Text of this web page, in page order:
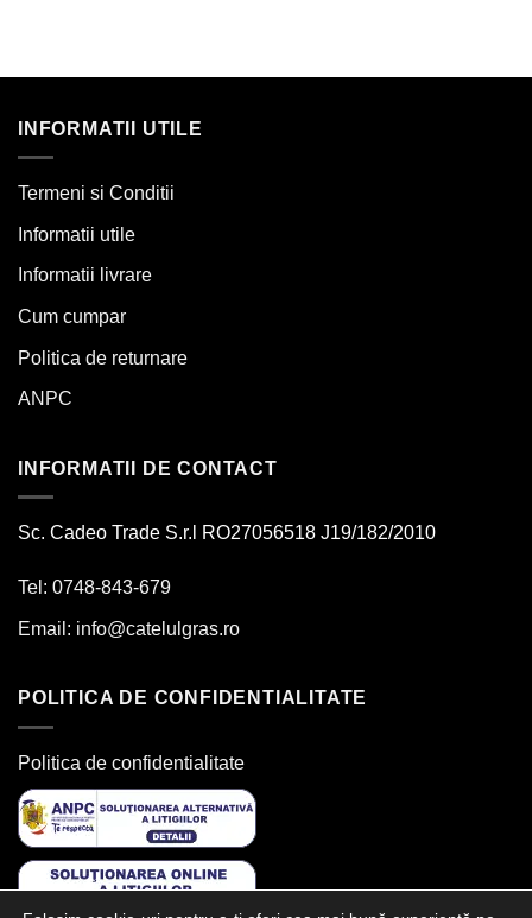
INFORMATII UTILE
Termeni si Conditii
Informatii utile
Informatii livrare
Cum cumpar
Politica de returnare
ANPC
INFORMATII DE CONTACT
Sc. Cadeo Trade S.r.l RO27056518 J19/182/2010
Tel: 0748-843-679
Email: info@catelulgras.ro
POLITICA DE CONFIDENTIALITATE
Politica de confidentialitate